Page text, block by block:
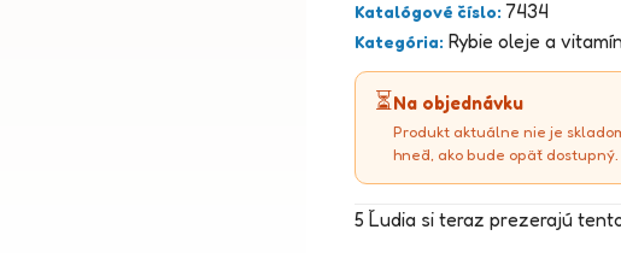
Katalógové číslo: 7434
Kategória: Rybie oleje a
⏳Na objednávku
Produkt aktuálne nie je
hneď, ako bude opäť dostupný.
5 Ľudia si teraz prezerajú